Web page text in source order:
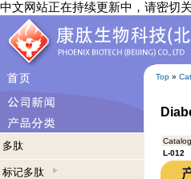
中文网站正在持续更新中，请密切
Top »
多肽
标记多肽
L-012